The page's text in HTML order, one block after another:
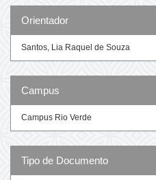
Orientador
Santos, Lia Raquel de Souza
Campus
Campus Rio Verde
Tipo de Documento